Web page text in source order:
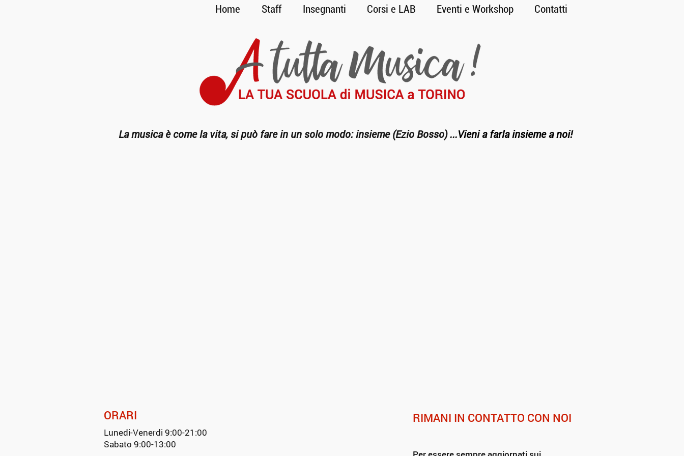
Home Staff Insegnanti Corsi e LAB Eventi e Workshop Contatti
La musica è come la vita, si può fare in un solo modo: insieme (Ezio Bosso) ...Vieni a farla insieme a noi!
ORARI
Lunedi-Venerdi 9:00-21:00
Sabato 9:00-13:00
RIMANI IN CONTATTO CON NOI